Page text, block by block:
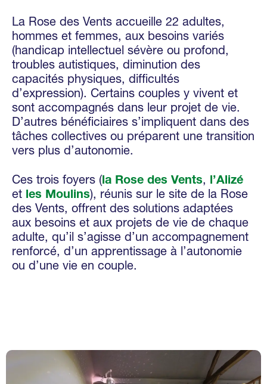
La Rose des Vents accueille 22 adultes,
hommes et femmes, aux besoins variés
(handicap intellectuel sévère ou profond,
troubles autistiques, diminution des
capacités physiques, difficultés
d’expression). Certains couples y vivent et
sont accompagnés dans leur projet de vie.
D’autres bénéficiaires s’impliquent dans des
tâches collectives ou préparent une transition
vers plus d’autonomie.
Ces trois foyers (la Rose des Vents, l’Alizé
et les Moulins), réunis sur le site de la Rose
des Vents, offrent des solutions adaptées
aux besoins et aux projets de vie de chaque
adulte, qu’il s’agisse d’un accompagnement
renforcé, d’un apprentissage à l’autonomie
ou d’une vie en couple.